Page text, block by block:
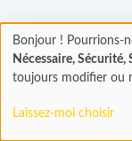
Chargement
En cours...
Bonjour ! Pourrions-
Nécessaire,
toujours modifier ou
Laissez-moi choisir